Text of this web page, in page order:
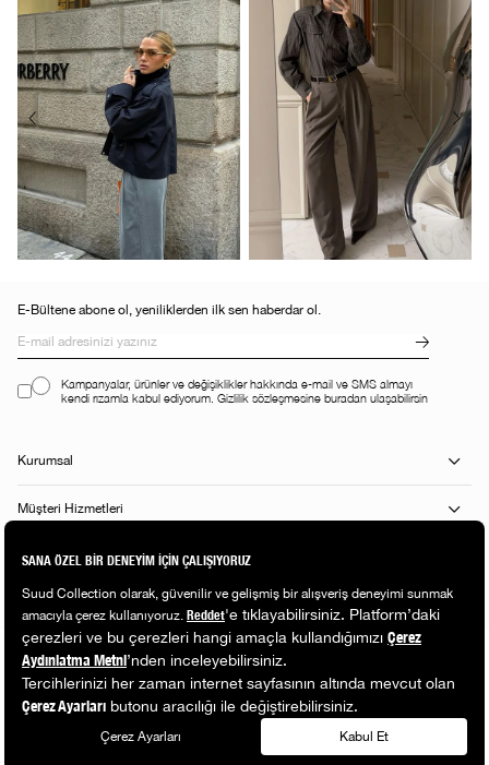
E-Bültene abone ol, yeniliklerden ilk sen haberdar ol.
Kampanyalar, ürünler ve değişiklikler hakkında e-mail ve SMS almayı
kendi rızamla kabul ediyorum. Gizlilik sözleşmesine buradan ulaşabilirsin
Kurumsal
Müşteri Hizmetleri
Alışveriş Rehberi
© 2026 Suud. All rights reserved.